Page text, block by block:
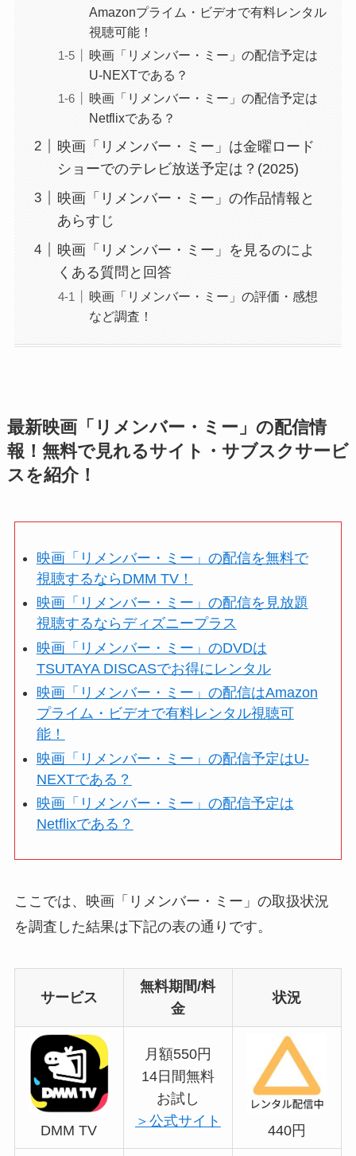
Amazonプライム・ビデオで有料レンタル
視聴可能！
映画「リメンバー・ミー」の配信予定は
U-NEXTである？
映画「リメンバー・ミー」の配信予定は
Netflixである？
映画「リメンバー・ミー」は金曜ロード
ショーでのテレビ放送予定は？(2025)
映画「リメンバー・ミー」の作品情報と
あらすじ
映画「リメンバー・ミー」を見るのによ
くある質問と回答
映画「リメンバー・ミー」の評価・感想
など調査！
最新映画「リメンバー・ミー」の配信情
報！無料で見れるサイト・サブスクサービ
スを紹介！
映画「リメンバー・ミー」の配信を無料で
視聴するならDMM TV！
映画「リメンバー・ミー」の配信を見放題
視聴するならディズニープラス
映画「リメンバー・ミー」のDVDは
TSUTAYA DISCASでお得にレンタル
映画「リメンバー・ミー」の配信はAmazon
プライム・ビデオで有料レンタル視聴可
能！
映画「リメンバー・ミー」の配信予定はU-
NEXTである？
映画「リメンバー・ミー」の配信予定は
Netflixである？
ここでは、映画「リメンバー・ミー」の取扱状況
を調査した結果は下記の表の通りです。
サービス
無料期間/料
金
状況
DMM TV
月額550円
14日間無料
お試し
＞公式サイト
440円